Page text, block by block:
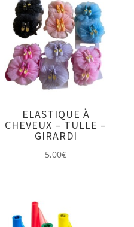
ELASTIQUE À
CHEVEUX – TULLE –
GIRARDI
5,00€